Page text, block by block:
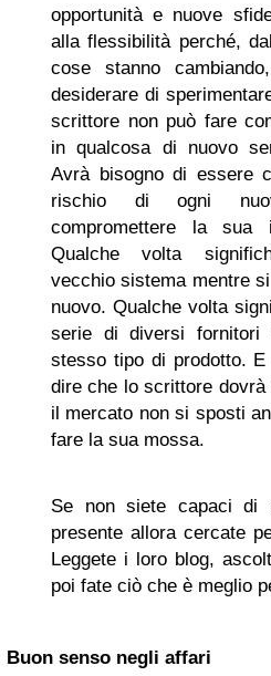
opportunità e nuove
alla flessibilità perché,
cose stanno
desiderare di
scrittore non può fare
in qualcosa di nuovo
Avrà bisogno di essere
rischio di ogni
compromettere la sua
Qualche volta
vecchio sistema mentre
nuovo. Qualche volta
serie di diversi fornitori
stesso tipo di prodotto.
dire che lo scrittore
il mercato non si sposti
fare la sua mossa.
Se non siete capaci di
presente allora cercate
Leggete i loro blog,
poi fate ciò che è meglio
Buon senso negli affari